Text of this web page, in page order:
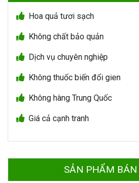
Hoa quả tươi sạch
Không chất bảo quản
Dịch vụ chuyên nghiệp
Không thuốc biến đổi gien
Không hàng Trung Quốc
Giá cả cạnh tranh
SẢN PHẨM BÁN